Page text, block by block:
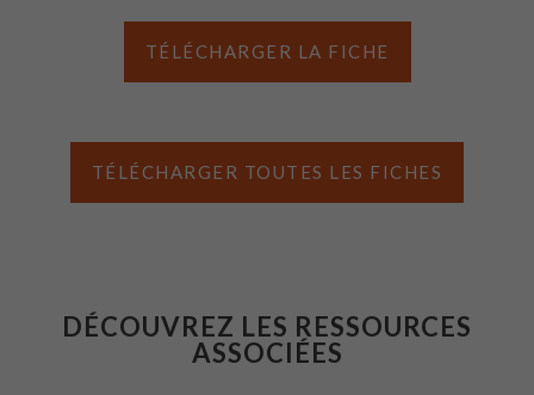
TÉLÉCHARGER LA FICHE
TÉLÉCHARGER TOUTES LES FICHES
DÉCOUVREZ LES RESSOURCES
ASSOCIÉES